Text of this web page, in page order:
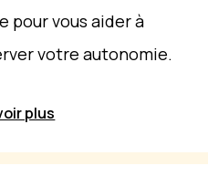
pour vous aider à
votre autonomie.
plus